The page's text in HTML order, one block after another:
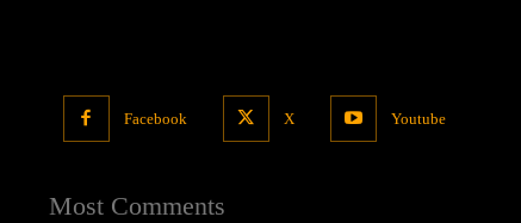
Facebook X Youtube
Most Comments